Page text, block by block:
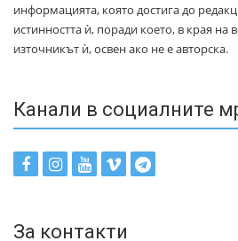
информацията, която достига до
истинността ѝ, поради което, в края на
източникът ѝ, освен ако не е авторска.
Канали в социалните
За контакти